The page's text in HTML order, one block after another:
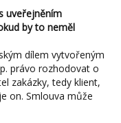
uveřejněním
by to neměl
dílem vytvořeným
právo rozhodovat o
zakázky, tedy klient,
on. Smlouva může